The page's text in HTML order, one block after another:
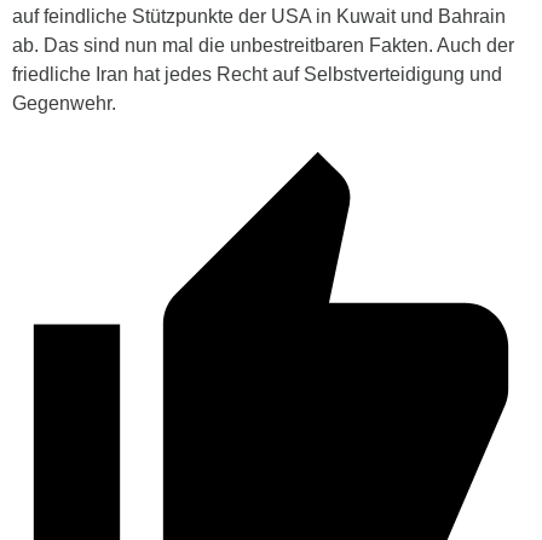
auf feindliche Stützpunkte der USA in Kuwait und Bahrain
ab. Das sind nun mal die unbestreitbaren Fakten. Auch der
friedliche Iran hat jedes Recht auf Selbstverteidigung und
Gegenwehr.